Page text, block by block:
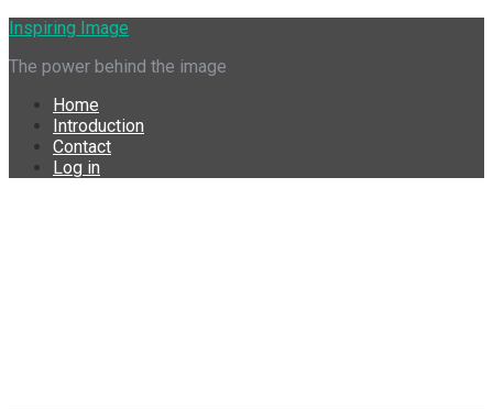
Skip
content
Inspiring Image
The power behind the image
Home
Introduction
Contact
Log in